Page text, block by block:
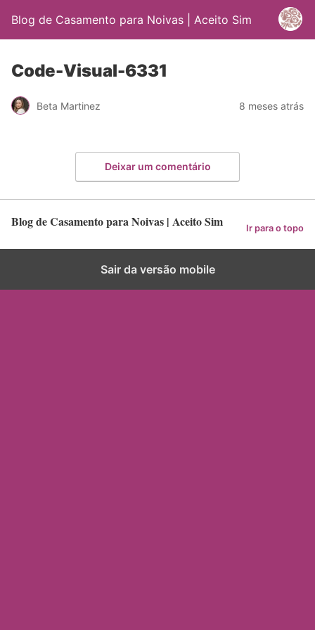
Blog de Casamento para Noivas | Aceito Sim
Code-Visual-6331
Beta Martinez 8 meses atrás
Deixar um comentário
Blog de Casamento para Noivas | Aceito Sim Ir para o topo
Sair da versão mobile